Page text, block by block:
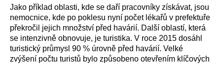
Jako příklad oblasti, kde se daří pracovníky získávat, jsou
nemocnice, kde po poklesu nyní počet lékařů v prefektuře
překročil jejich množství před havárií. Další oblastí, která
se intenzivně obnovuje, je turistika. V roce 2015 dosáhl
turistický průmysl 90 % úrovně před havárií. Velké
zvýšení počtu turistů bylo způsobeno otevřením klíčových